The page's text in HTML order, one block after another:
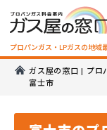
プロパンガス・LPガスの地域
ガス屋の窓口 | プロ
富士市